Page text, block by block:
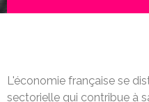
L'économie française se
sectorielle qui contribue à